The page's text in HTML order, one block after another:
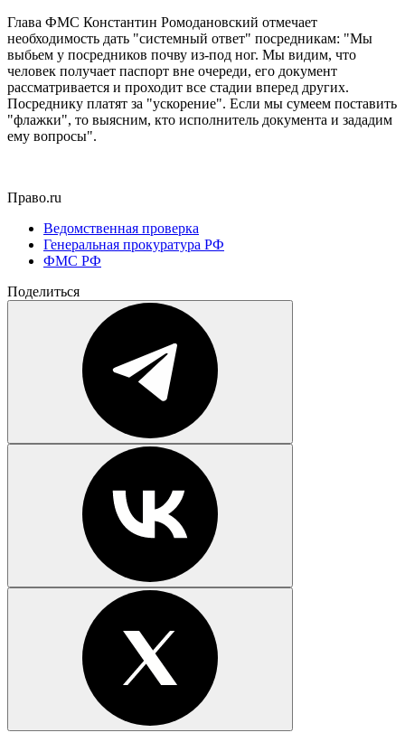
Глава ФМС Константин Ромодановский отмечает
необходимость дать "системный ответ" посредникам: "Мы
выбьем у посредников почву из-под ног. Мы видим, что
человек получает паспорт вне очереди, его документ
рассматривается и проходит все стадии вперед других.
Посреднику платят за "ускорение". Если мы сумеем поставить
"флажки", то выясним, кто исполнитель документа и зададим
ему вопросы".
Право.ru
Ведомственная проверка
Генеральная прокуратура РФ
ФМС РФ
Поделиться